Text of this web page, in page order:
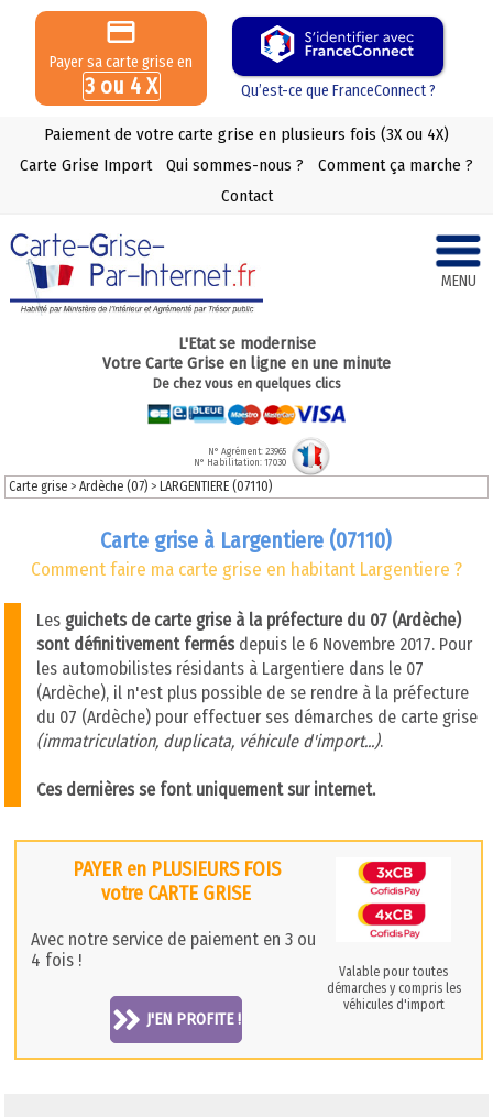
Payer sa carte grise en
3 ou 4 X Qu’est-ce que FranceConnect ?
Paiement de votre carte grise en plusieurs fois (3X ou 4X)
Carte Grise Import
Qui sommes-nous ?
Comment ça marche ?
Contact
MENU
L'Etat se modernise
Votre Carte Grise en ligne en une minute
De chez vous en quelques clics
N° Agrément: 23965
N° Habilitation: 17030
Carte grise >Ardèche (07)> LARGENTIERE (07110)
Carte grise à Largentiere (07110)
Comment faire ma carte grise en habitant Largentiere ?
Les guichets de carte grise à la préfecture du 07 (Ardèche)
sont définitivement fermésdepuis le 6 Novembre 2017. Pour
les automobilistes résidants à Largentiere dans le 07
(Ardèche), il n'est plus possible de se rendre à la préfecture
du 07 (Ardèche) pour effectuer ses démarches de carte grise
(immatriculation, duplicata, véhicule d'import...).
Ces dernières se font uniquement sur internet.
PAYER en PLUSIEURS FOIS
votre CARTE GRISE
Avec notre service de paiement en 3 ou
4 fois !
J'EN PROFITE !
Valable pour toutes
démarches y compris les
véhicules d'import